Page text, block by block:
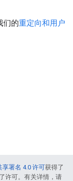
们的重定向和用户
享署名 4.0 许可获得了
许可。有关详情，请